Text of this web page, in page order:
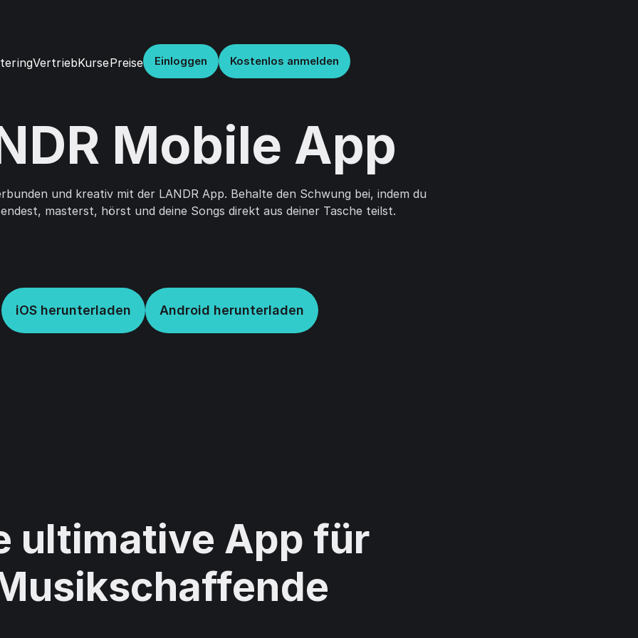
VertriebKursePreise Einloggen Kostenlos anmelden
Mobile App
und kreativ mit der LANDR App. Behalte den Schwung bei, indem du
masterst, hörst und deine Songs direkt aus deiner Tasche teilst.
iOS herunterladen Android herunterladen
ultimative App für